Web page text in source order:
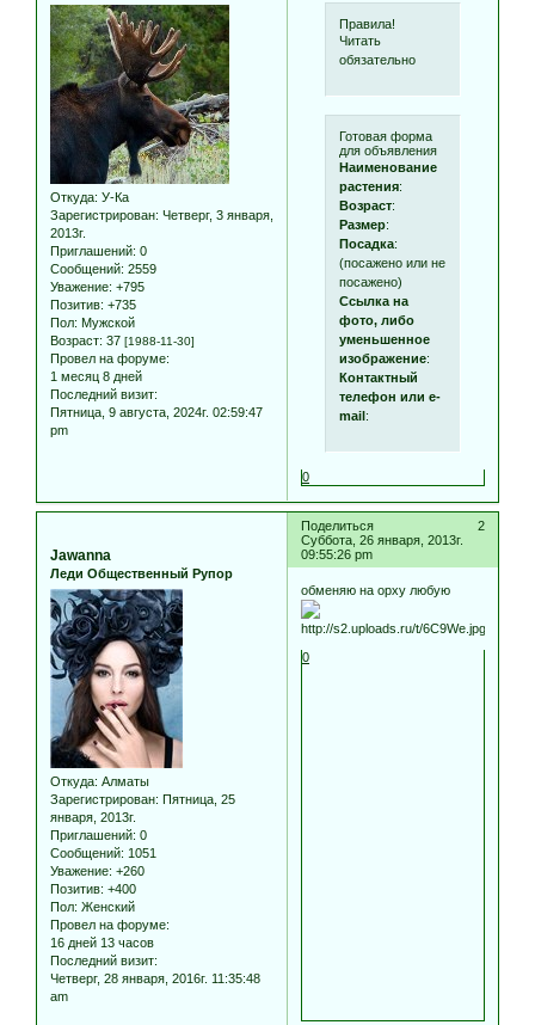
Откуда: У-Ка
Зарегистрирован: Четверг, 3 января,
2013г.
Приглашений: 0
Сообщений: 2559
Уважение: +795
Позитив: +735
Пол: Мужской
Возраст: 37 [1988-11-30]
Провел на форуме:
1 месяц 8 дней
Последний визит:
Пятница, 9 августа, 2024г. 02:59:47
pm
Правила!
Читать
обязательно
Готовая форма
для объявления
Наименование
растения:
Возраст:
Размер:
Посадка:
(посажено или не
посажено)
Ссылка на
фото, либо
уменьшенное
изображение:
Контактный
телефон или e-
mail:
0
Поделиться
2
Суббота, 26 января, 2013г.
09:55:26 pm
Jawanna
Леди Общественный Рупор
Откуда: Алматы
Зарегистрирован: Пятница, 25
января, 2013г.
Приглашений: 0
Сообщений: 1051
Уважение: +260
Позитив: +400
Пол: Женский
Провел на форуме:
16 дней 13 часов
Последний визит:
Четверг, 28 января, 2016г. 11:35:48
am
обменяю на орху любую
0